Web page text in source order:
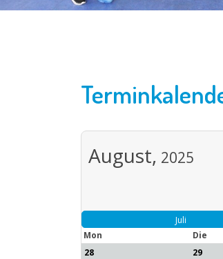
August, 2025
Juli
Mon
Die
28
29